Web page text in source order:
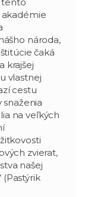
akadémie
národa,
čaká
krajšej
vlastnej
cestu
snaženia
na veľkých
zvierat,
našej